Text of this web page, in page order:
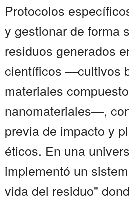
Protocolos
y gestionar de forma
residuos generados
científicos —cultivos
materiales
nanomateriales—,
previa de impacto y
éticos. En una
implementó un
vida del residuo"